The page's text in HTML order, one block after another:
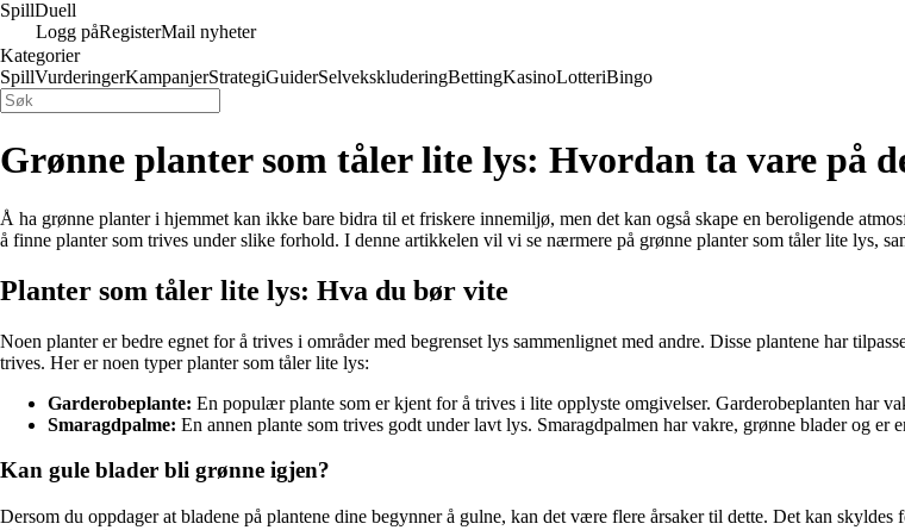
SpillDuell
Logg påRegisterMail nyheter
Kategorier
SpillVurderingerKampanjerStrategiGuiderSelvekskluderingBettingKasinoLotteriBingo
Grønne planter som tåler lite lys: Hvordan ta vare på
Å ha grønne planter i hjemmet kan ikke bare bidra til et friskere innemiljø, men det kan også skape en beroligende
å finne planter som trives under slike forhold. I denne artikkelen vil vi se nærmere på grønne planter som tåler lite lys,
Planter som tåler lite lys: Hva du bør vite
Noen planter er bedre egnet for å trives i områder med begrenset lys sammenlignet med andre. Disse plantene har
trives. Her er noen typer planter som tåler lite lys:
Garderobeplante: En populær plante som er kjent for å trives i lite opplyste omgivelser. Garderobeplanten har
Smaragdpalme: En annen plante som trives godt under lavt lys. Smaragdpalmen har vakre, grønne blader og er
Kan gule blader bli grønne igjen?
Dersom du oppdager at bladene på plantene dine begynner å gulne, kan det være flere årsaker til dette. Det kan